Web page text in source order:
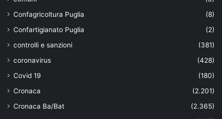
Confagricoltura Puglia
(8)
Confartigianato Puglia
(2)
controlli e sanzioni
(381)
coronavirus
(428)
Covid 19
(180)
Cronaca
(2.201)
Cronaca Ba/Bat
(2.365)